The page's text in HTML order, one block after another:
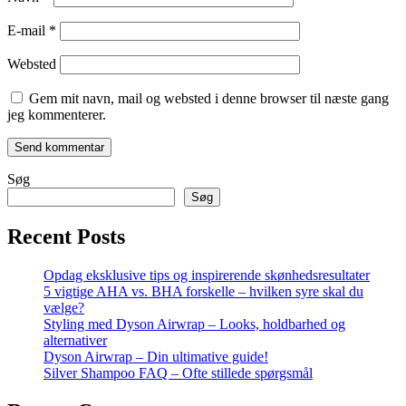
E-mail *
Websted
Gem mit navn, mail og websted i denne browser til næste gang
jeg kommenterer.
Søg
Søg
Recent Posts
Opdag eksklusive tips og inspirerende skønhedsresultater
5 vigtige AHA vs. BHA forskelle – hvilken syre skal du
vælge?
Styling med Dyson Airwrap – Looks, holdbarhed og
alternativer
Dyson Airwrap – Din ultimative guide!
Silver Shampoo FAQ – Ofte stillede spørgsmål